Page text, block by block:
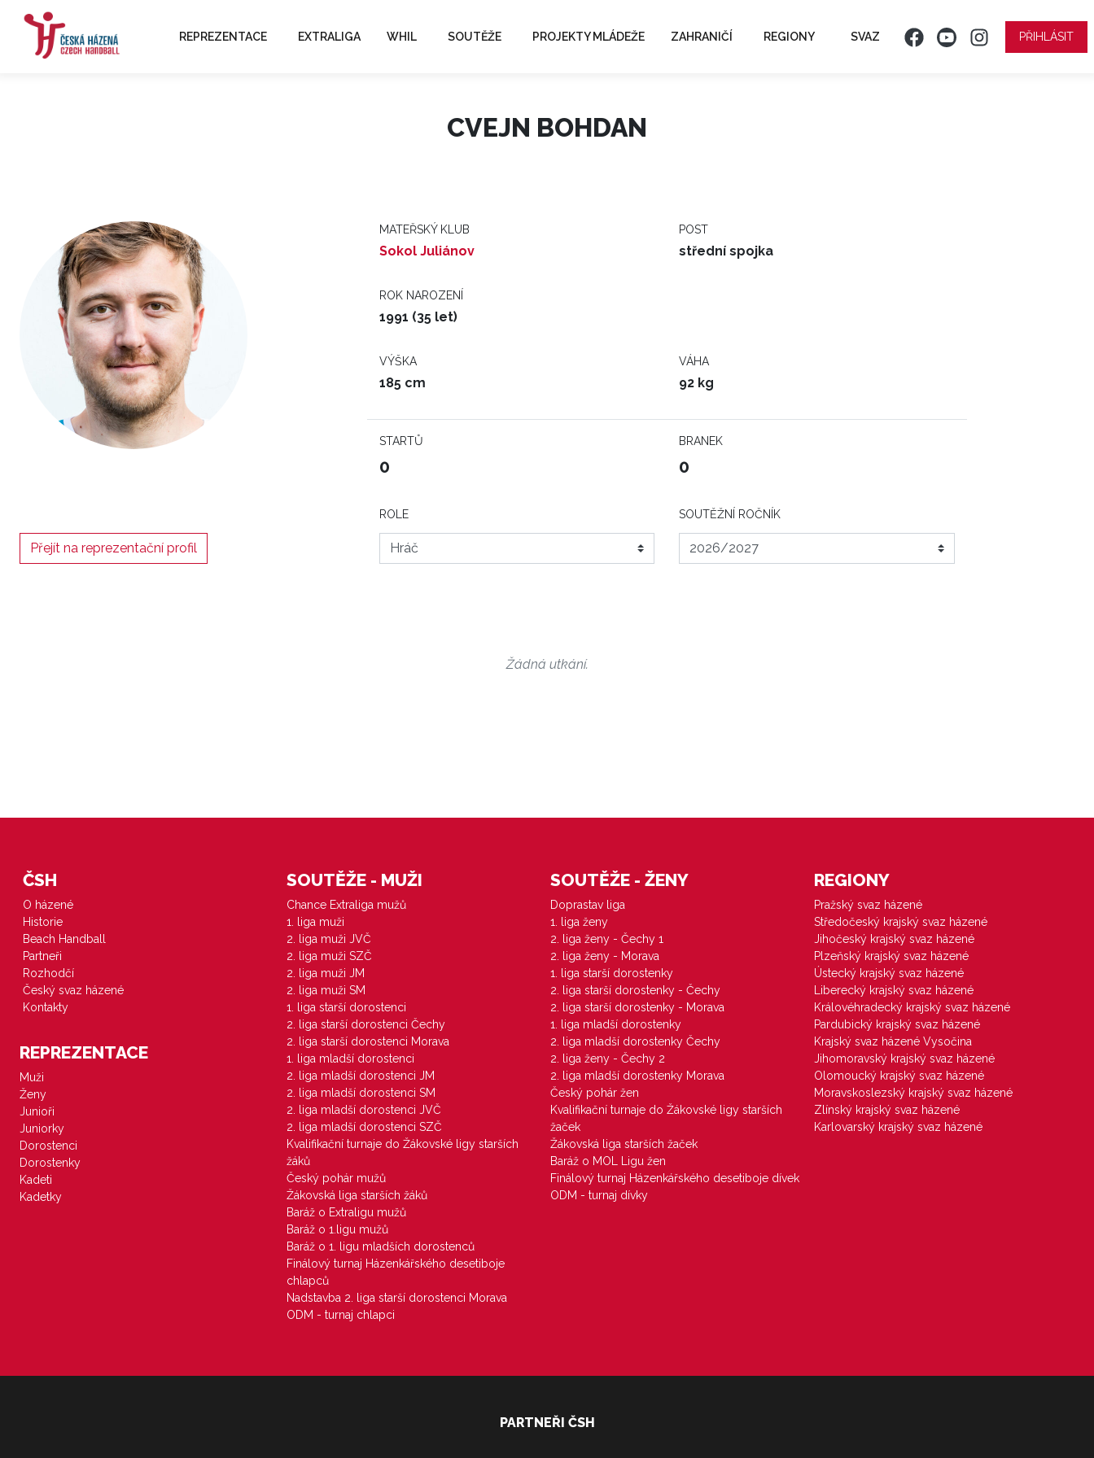
REPREZENTACE EXTRALIGA WHIL SOUTĚŽE PROJEKTY MLÁDEŽE ZAHRANIČÍ REGIONY SVAZ PŘIHLÁSIT
CVEJN BOHDAN
MATEŘSKÝ KLUB
Sokol Juliánov
POST
střední spojka
ROK NAROZENÍ
1991 (35 let)
VÝŠKA
185 cm
VÁHA
92 kg
STARTŮ
0
BRANEK
0
Přejít na reprezentační profil
ROLE SOUTĚŽNÍ ROČNÍK
Žádná utkání.
ČSH
O házené
Historie
Beach Handball
Partneři
Rozhodčí
Český svaz házené
Kontakty
REPREZENTACE
Muži
Ženy
Junioři
Juniorky
Dorostenci
Dorostenky
Kadeti
Kadetky
SOUTĚŽE - MUŽI
Chance Extraliga mužů
1. liga muži
2. liga muži JVČ
2. liga muži SZČ
2. liga muži JM
2. liga muži SM
1. liga starší dorostenci
2. liga starší dorostenci Čechy
2. liga starší dorostenci Morava
1. liga mladší dorostenci
2. liga mladší dorostenci JM
2. liga mladší dorostenci SM
2. liga mladší dorostenci JVČ
2. liga mladší dorostenci SZČ
Kvalifikační turnaje do Žákovské ligy starších
žáků
Český pohár mužů
Žákovská liga starších žáků
Baráž o Extraligu mužů
Baráž o 1.ligu mužů
Baráž o 1. ligu mladších dorostenců
Finálový turnaj Házenkářského desetiboje
chlapců
Nadstavba 2. liga starší dorostenci Morava
ODM - turnaj chlapci
SOUTĚŽE - ŽENY
Doprastav liga
1. liga ženy
2. liga ženy - Čechy 1
2. liga ženy - Morava
1. liga starší dorostenky
2. liga starší dorostenky - Čechy
2. liga starší dorostenky - Morava
1. liga mladší dorostenky
2. liga mladší dorostenky Čechy
2. liga ženy - Čechy 2
2. liga mladší dorostenky Morava
Český pohár žen
Kvalifikační turnaje do Žákovské ligy starších
žaček
Žákovská liga starších žaček
Baráž o MOL Ligu žen
Finálový turnaj Házenkářského desetiboje dívek
ODM - turnaj dívky
REGIONY
Pražský svaz házené
Středočeský krajský svaz házené
Jihočeský krajský svaz házené
Plzeňský krajský svaz házené
Ústecký krajský svaz házené
Liberecký krajský svaz házené
Královéhradecký krajský svaz házené
Pardubický krajský svaz házené
Krajský svaz házené Vysočina
Jihomoravský krajský svaz házené
Olomoucký krajský svaz házené
Moravskoslezský krajský svaz házené
Zlínský krajský svaz házené
Karlovarský krajský svaz házené
PARTNEŘI ČSH